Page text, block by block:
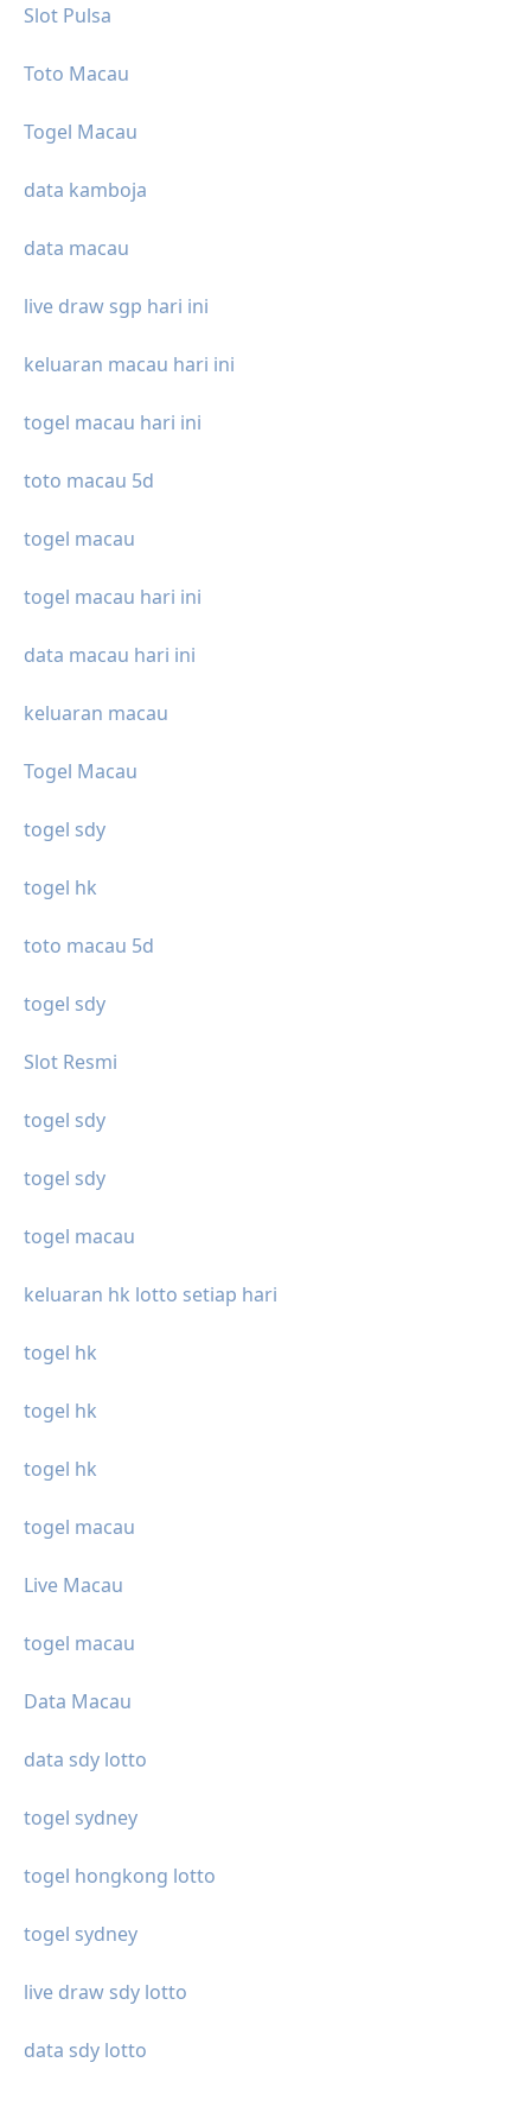
Slot Pulsa
Toto Macau
Togel Macau
data kamboja
data macau
live draw sgp hari ini
keluaran macau hari ini
togel macau hari ini
toto macau 5d
togel macau
togel macau hari ini
data macau hari ini
keluaran macau
Togel Macau
togel sdy
togel hk
toto macau 5d
togel sdy
Slot Resmi
togel sdy
togel sdy
togel macau
keluaran hk lotto setiap hari
togel hk
togel hk
togel hk
togel macau
Live Macau
togel macau
Data Macau
data sdy lotto
togel sydney
togel hongkong lotto
togel sydney
live draw sdy lotto
data sdy lotto